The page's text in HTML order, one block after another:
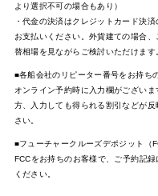
より選択不可の場合もあり）
・代金の決済はクレジットカード決
お支払いください。外貨建ての場合
替相場を見ながらご検討いただけます
■各船会社のリピーター番号をお持ち
オンライン予約時に入力欄がござい
方、入力しても得られる割引などが
さい。
■フューチャークルーズデポジット（
FCCをお持ちのお客様で、ご予約記
ください。